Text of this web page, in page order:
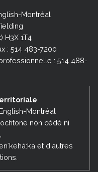
Montréal
H3X 1T4
: 514 483-7200
: 514 488-
Montréal
non cédé ni
et d'autres